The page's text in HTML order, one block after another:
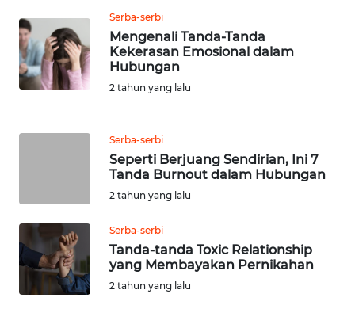
Serba-serbi
Mengenali Tanda-Tanda
Kekerasan Emosional dalam
Hubungan
2 tahun yang lalu
Serba-serbi
Seperti Berjuang Sendirian, Ini 7
Tanda Burnout dalam Hubungan
2 tahun yang lalu
Serba-serbi
Tanda-tanda Toxic Relationship
yang Membayakan Pernikahan
2 tahun yang lalu
WN
JAKARTA
WN
WN
KEPRI